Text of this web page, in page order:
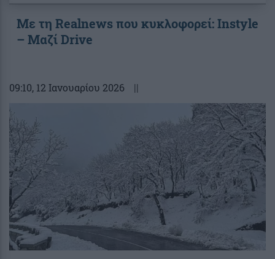
Με τη Realnews που κυκλοφορεί: Instyle
– Μαζί Drive
09:10, 12 Ιανουαρίου 2026 ||